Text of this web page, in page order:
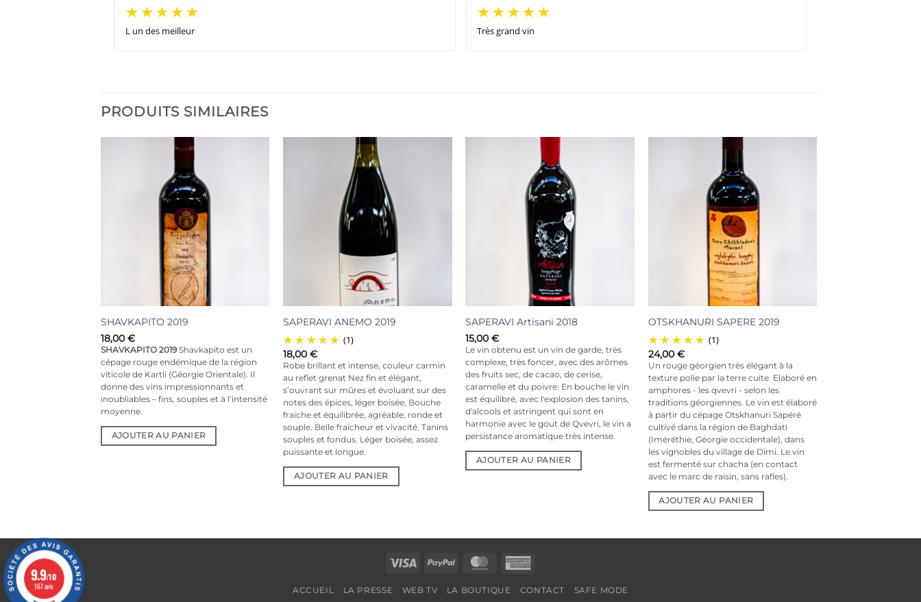
L un des meilleur Très grand vin
PRODUITS SIMILAIRES
SHAVKAPITO 2019
18,00€
SHAVKAPITO 2019Shavkapito est un
cépage rouge endémique de la région
viticole de Kartli (Géorgie Orientale). Il
donne des vins impressionnants et
inoubliables – fins, souples et à l’intensité
moyenne.
AJOUTER AU PANIER
SAPERAVI ANEMO 2019
(1)
18,00€
Robe brillant et intense, couleur carmin
au reflet grenat Nez fin et élégant,
s’ouvrant sur mûres et évoluant sur des
notes des épices, léger boisée, Bouche
fraiche et équilibrée, agréable, ronde et
souple. Belle fraicheur et vivacité. Tanins
souples et fondus. Léger boisée, assez
puissante et longue.
AJOUTER AU PANIER
SAPERAVI Artisani 2018
15,00€
Le vin obtenu est un vin de garde, très
complexe, très foncer, avec des arômes
des fruits sec, de cacao, de cerise,
caramelle et du poivre. En bouche le vin
est équilibré, avec l'explosion des tanins,
d'alcools et astringent qui sont en
harmonie avec le gout de Qvevri, le vin a
persistance aromatique très intense.
AJOUTER AU PANIER
OTSKHANURI SAPERE 2019
(1)
24,00€
Un rouge géorgien très élégant à la
texture polie par la terre cuite. Elaboré en
amphores - les qvevri - selon les
traditions géorgiennes. Le vin est élaboré
à partir du cépage Otskhanuri Sapéré
cultivé dans la région de Baghdati
(Iméréthie, Géorgie occidentale), dans
les vignobles du village de Dimi. Le vin
est fermenté sur chacha (en contact
avec le marc de raisin, sans rafles).
AJOUTER AU PANIER
Visa PayPal MasterCard
ACCUEIL LA PRESSE WEB TV LA BOUTIQUE CONTACT SAFE MODE
9.9/10
167 avis